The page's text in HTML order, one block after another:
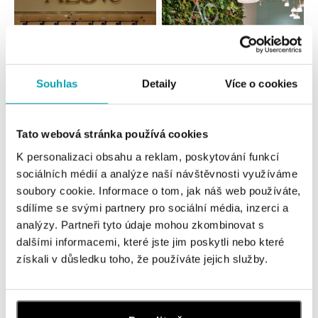
Souhlas Detaily Více o cookies
Tato webová stránka používá cookies
K personalizaci obsahu a reklam, poskytování funkcí
sociálních médií a analýze naší návštěvnosti využíváme
soubory cookie. Informace o tom, jak náš web používáte,
sdílíme se svými partnery pro sociální média, inzerci a
analýzy. Partneři tyto údaje mohou zkombinovat s
dalšími informacemi, které jste jim poskytli nebo které
získali v důsledku toho, že používáte jejich služby.
Všechny Česko Slovensko
ALOve OC Nový Smíchov, Praha 5
Plzeňská 8, 150 00 Praha 5 - Anděl
tel.: +420736509250
dnes otevřeno do 21:00
ALOve OC Olympia, Brno
tel.: +420604389337
dnes otevřeno od 10:00